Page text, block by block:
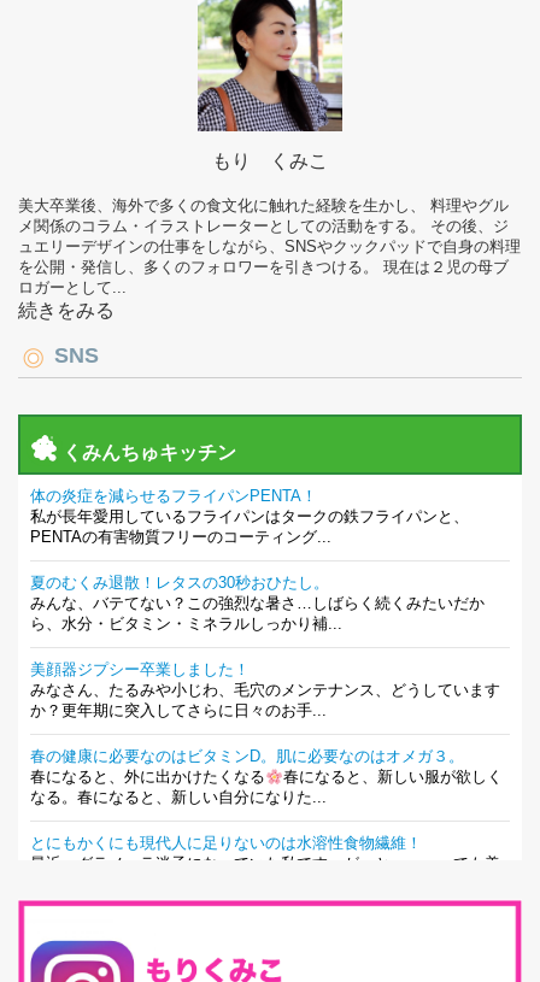
もり くみこ
美大卒業後、海外で多くの食文化に触れた経験を生かし、 料理やグル
メ関係のコラム・イラストレーターとしての活動をする。 その後、ジ
ュエリーデザインの仕事をしながら、SNSやクックパッドで自身の料理
を公開・発信し、多くのフォロワーを引きつける。 現在は２児の母ブ
ロガーとして...
続きをみる
SNS
くみんちゅキッチン
体の炎症を減らせるフライパンPENTA！
私が長年愛用しているフライパンはタークの鉄フライパンと、
PENTAの有害物質フリーのコーティング...
夏のむくみ退散！レタスの30秒おひたし。
みんな、バテてない？この強烈な暑さ…しばらく続くみたいだか
ら、水分・ビタミン・ミネラルしっかり補...
美顔器ジプシー卒業しました！
みなさん、たるみや小じわ、毛穴のメンテナンス、どうしています
か？更年期に突入してさらに日々のお手...
春の健康に必要なのはビタミンD。肌に必要なのはオメガ３。
春になると、外に出かけたくなる
春になると、新しい服が欲しく
なる。春になると、新しい自分になりた...
とにもかくにも現代人に足りないのは水溶性食物繊維！
最近、グラノーラ迷子になっていた私です。が、と〜〜〜っても美
腸内環境を整えることは、健康維持の中でいっちばん大事！だと私
は思っています。 ヒトの免...